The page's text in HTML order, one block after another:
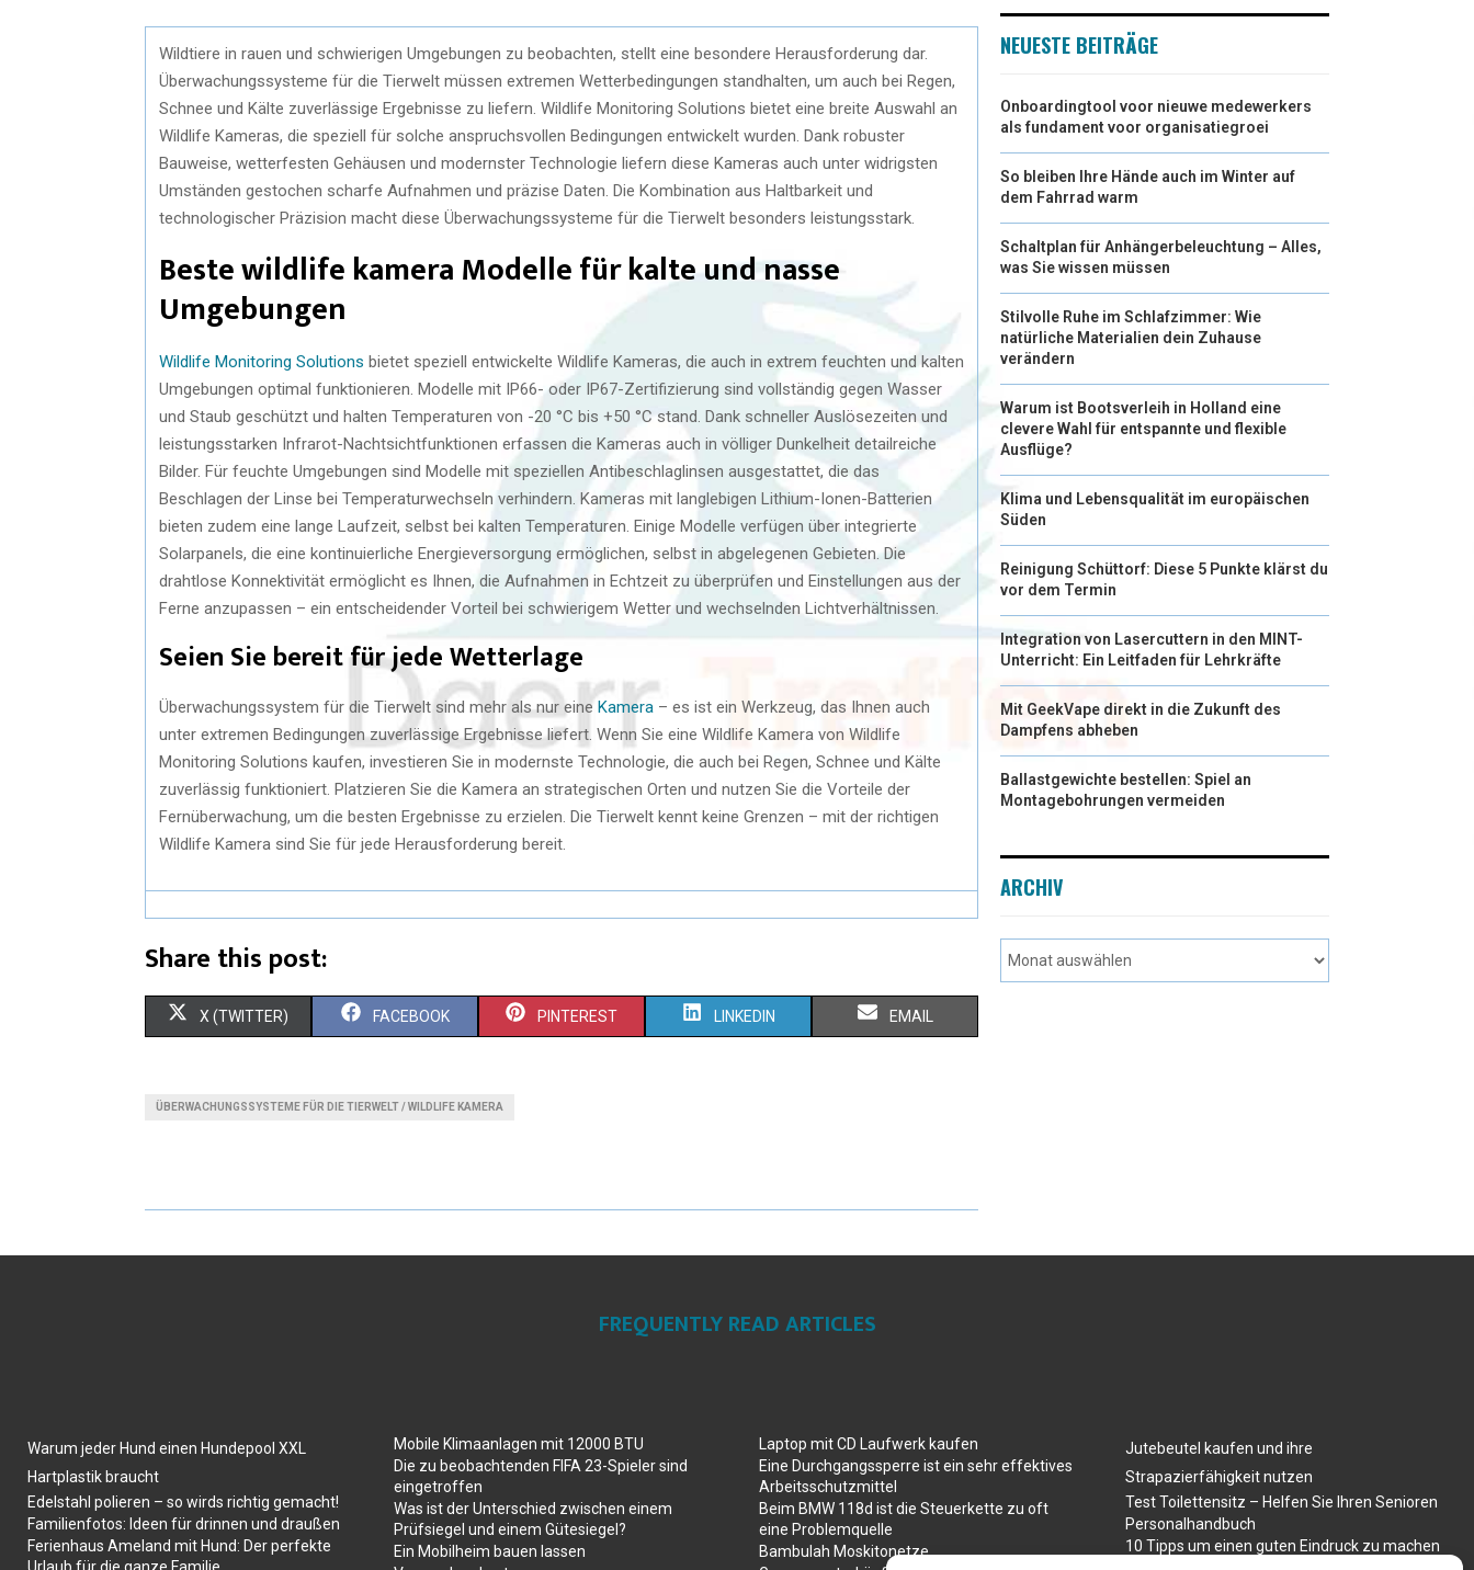
Wildtiere in rauen und schwierigen Umgebungen zu beobachten, stellt eine besondere Herausforderung dar.
Überwachungssysteme für die Tierwelt müssen extremen Wetterbedingungen standhalten, um auch bei Regen,
Schnee und Kälte zuverlässige Ergebnisse zu liefern. Wildlife Monitoring Solutions bietet eine breite Auswahl an
Wildlife Kameras, die speziell für solche anspruchsvollen Bedingungen entwickelt wurden. Dank robuster
Bauweise, wetterfesten Gehäusen und modernster Technologie liefern diese Kameras auch unter widrigsten
Umständen gestochen scharfe Aufnahmen und präzise Daten. Die Kombination aus Haltbarkeit und
technologischer Präzision macht diese Überwachungssysteme für die Tierwelt besonders leistungsstark.
Beste wildlife kamera Modelle für kalte und nasse
Umgebungen
Wildlife Monitoring Solutions bietet speziell entwickelte Wildlife Kameras, die auch in extrem feuchten und kalten
Umgebungen optimal funktionieren. Modelle mit IP66- oder IP67-Zertifizierung sind vollständig gegen Wasser
und Staub geschützt und halten Temperaturen von -20 °C bis +50 °C stand. Dank schneller Auslösezeiten und
leistungsstarken Infrarot-Nachtsichtfunktionen erfassen die Kameras auch in völliger Dunkelheit detailreiche
Bilder. Für feuchte Umgebungen sind Modelle mit speziellen Antibeschlaglinsen ausgestattet, die das
Beschlagen der Linse bei Temperaturwechseln verhindern. Kameras mit langlebigen Lithium-Ionen-Batterien
bieten zudem eine lange Laufzeit, selbst bei kalten Temperaturen. Einige Modelle verfügen über integrierte
Solarpanels, die eine kontinuierliche Energieversorgung ermöglichen, selbst in abgelegenen Gebieten. Die
drahtlose Konnektivität ermöglicht es Ihnen, die Aufnahmen in Echtzeit zu überprüfen und Einstellungen aus der
Ferne anzupassen – ein entscheidender Vorteil bei schwierigem Wetter und wechselnden Lichtverhältnissen.
Seien Sie bereit für jede Wetterlage
Überwachungssystem für die Tierwelt sind mehr als nur eine Kamera – es ist ein Werkzeug, das Ihnen auch
unter extremen Bedingungen zuverlässige Ergebnisse liefert. Wenn Sie eine Wildlife Kamera von Wildlife
Monitoring Solutions kaufen, investieren Sie in modernste Technologie, die auch bei Regen, Schnee und Kälte
zuverlässig funktioniert. Platzieren Sie die Kamera an strategischen Orten und nutzen Sie die Vorteile der
Fernüberwachung, um die besten Ergebnisse zu erzielen. Die Tierwelt kennt keine Grenzen – mit der richtigen
Wildlife Kamera sind Sie für jede Herausforderung bereit.
Share this post:
X (TWITTER) FACEBOOK PINTEREST LINKEDIN EMAIL
ÜBERWACHUNGSSYSTEME FÜR DIE TIERWELT / WILDLIFE KAMERA
NEUESTE BEITRÄGE
Onboardingtool voor nieuwe medewerkers
als fundament voor organisatiegroei
So bleiben Ihre Hände auch im Winter auf
dem Fahrrad warm
Schaltplan für Anhängerbeleuchtung – Alles,
was Sie wissen müssen
Stilvolle Ruhe im Schlafzimmer: Wie
natürliche Materialien dein Zuhause
verändern
Warum ist Bootsverleih in Holland eine
clevere Wahl für entspannte und flexible
Ausflüge?
Klima und Lebensqualität im europäischen
Süden
Reinigung Schüttorf: Diese 5 Punkte klärst du
vor dem Termin
Integration von Lasercuttern in den MINT-
Unterricht: Ein Leitfaden für Lehrkräfte
Mit GeekVape direkt in die Zukunft des
Dampfens abheben
Ballastgewichte bestellen: Spiel an
Montagebohrungen vermeiden
ARCHIV
FREQUENTLY READ ARTICLES
Warum jeder Hund einen Hundepool XXL
Hartplastik braucht
Edelstahl polieren – so wirds richtig gemacht!
Familienfotos: Ideen für drinnen und draußen
Ferienhaus Ameland mit Hund: Der perfekte
Urlaub für die ganze Familie
Mobile Klimaanlagen mit 12000 BTU
Die zu beobachtenden FIFA 23-Spieler sind
eingetroffen
Was ist der Unterschied zwischen einem
Prüfsiegel und einem Gütesiegel?
Ein Mobilheim bauen lassen
Laptop mit CD Laufwerk kaufen
Eine Durchgangssperre ist ein sehr effektives
Arbeitsschutzmittel
Beim BMW 118d ist die Steuerkette zu oft
eine Problemquelle
Bambulah Moskitonetze
Jutebeutel kaufen und ihre
Strapazierfähigkeit nutzen
Test Toilettensitz – Helfen Sie Ihren Senioren
Personalhandbuch
10 Tipps um einen guten Eindruck zu machen